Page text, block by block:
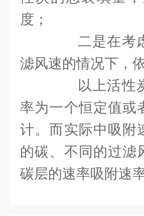
度；
二是在考虑
滤风速的情况下，
以上活性炭
率为一个恒定值或
计。而实际中吸附
的碳、不同的过滤
碳层的速率吸附速率